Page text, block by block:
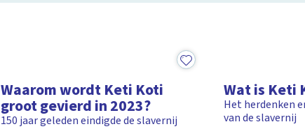
Waarom wordt Keti Koti
groot gevierd in 2023?
150 jaar geleden eindigde de slavernij
Wat is Keti
Het herdenken
van de slavernij